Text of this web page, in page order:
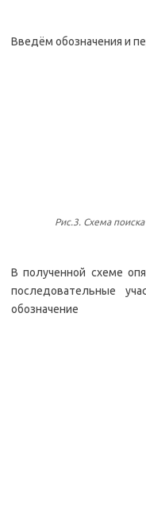
Введём обозначения и
Рис.3. Схема
В полученной схеме
последовательные